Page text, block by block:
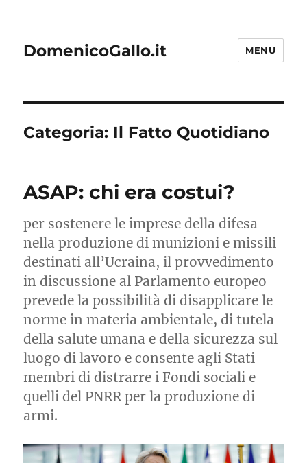
DomenicoGallo.it MENU
Categoria: Il Fatto Quotidiano
ASAP: chi era costui?
per sostenere le imprese della difesa
nella produzione di munizioni e missili
destinati all’Ucraina, il provvedimento
in discussione al Parlamento europeo
prevede la possibilità di disapplicare le
norme in materia ambientale, di tutela
della salute umana e della sicurezza sul
luogo di lavoro e consente agli Stati
membri di distrarre i Fondi sociali e
quelli del PNRR per la produzione di
armi.